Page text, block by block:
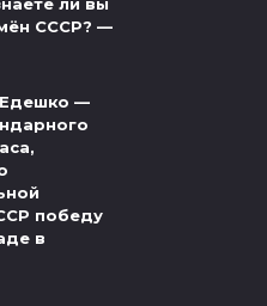
СССР? —
—
победу
в